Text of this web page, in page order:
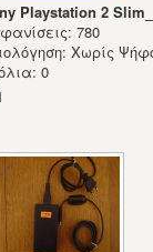
Playstation 2
780
Χωρίς
0